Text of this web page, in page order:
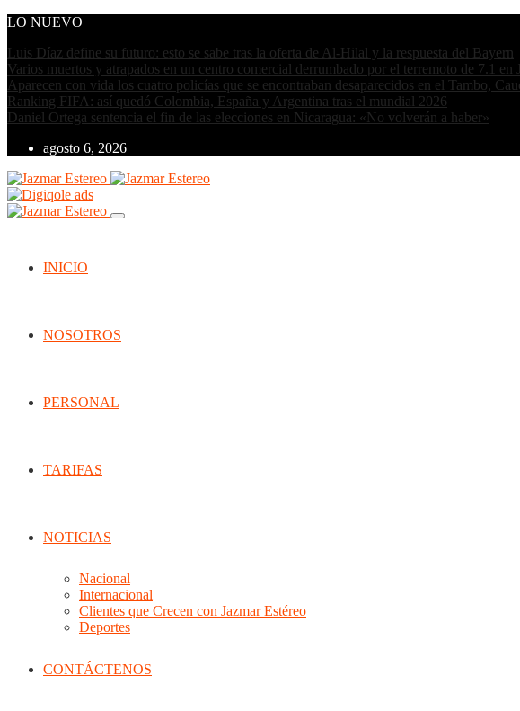
LO NUEVO
Luis Díaz define su futuro: esto se sabe tras la oferta de Al-Hilal y la respuesta del Bayern
Varios muertos y atrapados en un centro comercial derrumbado por el terremoto de 7.1 en
Aparecen con vida los cuatro policías que se encontraban desaparecidos en el Tambo,
Ranking FIFA: así quedó Colombia, España y Argentina tras el mundial 2026
Daniel Ortega sentencia el fin de las elecciones en Nicaragua: «No volverán a haber»
agosto 6, 2026
INICIO
NOSOTROS
PERSONAL
TARIFAS
NOTICIAS
Nacional
Internacional
Clientes que Crecen con Jazmar Estéreo
Deportes
CONTÁCTENOS